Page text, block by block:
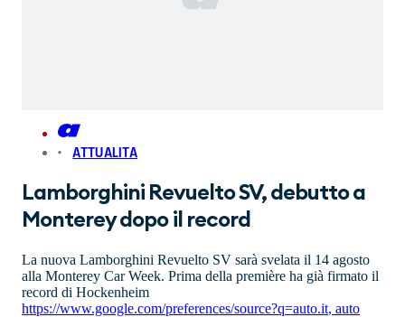
ATTUALITA
Lamborghini Revuelto SV, debutto a
Monterey dopo il record
La nuova Lamborghini Revuelto SV sarà svelata il 14 agosto
alla Monterey Car Week. Prima della première ha già firmato il
record di Hockenheim
https://www.google.com/preferences/source?q=auto.it, auto